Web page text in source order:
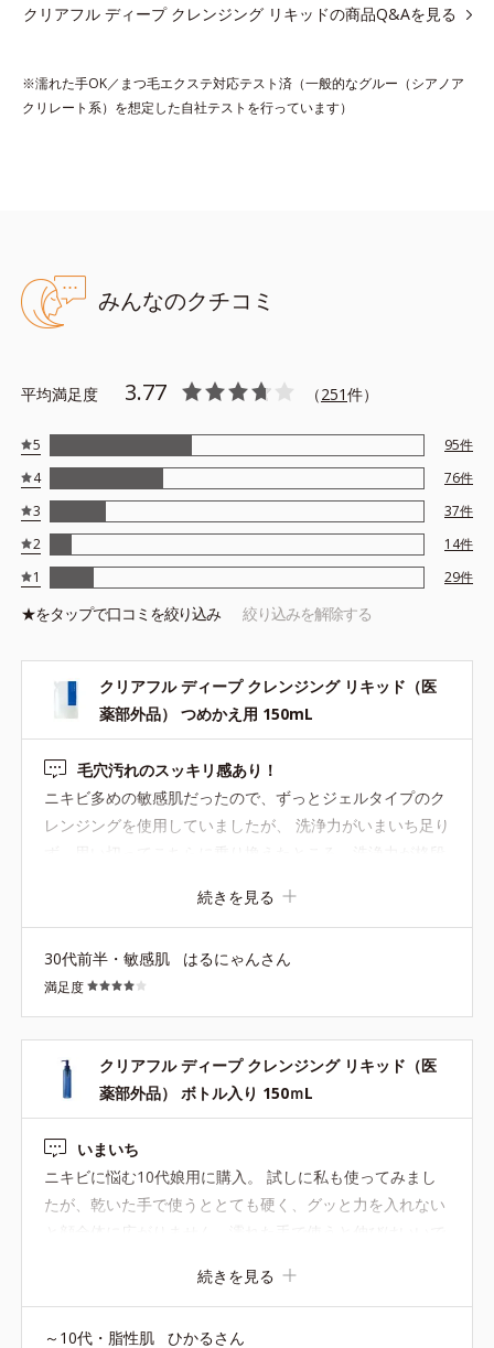
馴染み、毛穴の汚れを落とす処方
*1=シコニン、*2=コラーゲン・トリペプチドＦ、*3=ヨクイニンエ
ことではありません。
もと）ができないというわけではありません。
クリアフル ディープ クレンジング リキッドの商品Q&Aを見る
※濡れた手OK／まつ毛エクステ対応テスト済（一般的なグルー（シアノア
クリレート系）を想定した自社テストを行っています）
みんなのクチコミ
平均満足度 3.77 （251件）
5 95件
4
76件
3
37件
2
14件
1
29件
★をタップで口コミを絞り込み 絞り込みを解除する
クリアフル ディープ クレンジング リキッド（医
薬部外品） つめかえ用 150mL
毛穴汚れのスッキリ感あり！
ニキビ多めの敏感肌だったので、ずっとジェルタイプのク
レンジングを使用していましたが、 洗浄力がいまいち足り
ず、思い切ってこちらに乗り換えたところ、洗浄力が格段
で、3プッシュ使って洗っています。 ツッパリ感がひどい
などもなく、洗うとスッキリします。オススメです
続きを見る
30代前半・敏感肌 はるにゃんさん
満足度
クリアフル ディープ クレンジング リキッド（医
薬部外品） ボトル入り 150ｍL
いまいち
ニキビに悩む10代娘用に購入。 試しに私も使ってみまし
たが、乾いた手で使うととても硬く、グッと力を入れない
とつるんとしていていいのですが... 私は普段オイルを使っ
ているんですが、リキッドってこんなもんなんでしょう
か？ タッチが軽ければ摩擦レスでいいんですが、重たくて
続きを見る
～10代・脂性肌 ひかるさん